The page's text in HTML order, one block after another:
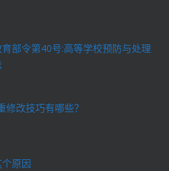
部令第40号:高等学校预防与处理
改技巧有哪些？
原因